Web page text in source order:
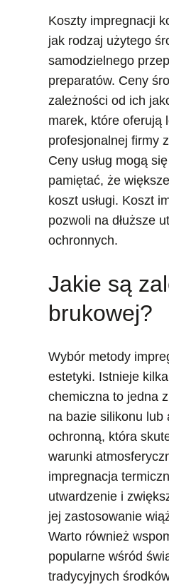
Koszty impregnacji
jak rodzaj użytego
samodzielnego
preparatów. Ceny
zależności od ich
marek, które oferują
profesjonalnej firmy
Ceny usług mogą
pamiętać, że
koszt usługi. Koszt
pozwoli na dłuższe
ochronnych.
Jakie są
brukowej?
Wybór metody
estetyki. Istnieje
chemiczna to jedna
na bazie silikonu lub
ochronną, która
warunki
impregnacja
utwardzenie i
jej zastosowanie
Warto również
popularne wśród
tradycyjnych